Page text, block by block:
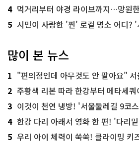
4 먹거리부터 야경 라이브까지…망원
5 시민이 사랑한 '찐' 로컬 명소 어디? '서
많이 본 뉴스
1 "편의점인데 아무것도 안 팔아요" 서울에서
2 주황색 리본 따라 한강부터 메타세쿼이아 숲
3 이것이 천연 냉방! '서울둘레길 9코
4 한강 다리 아래서 영화 한 편! '다리
5 우리 아이 체력이 쑥쑥! 클라이밍 키